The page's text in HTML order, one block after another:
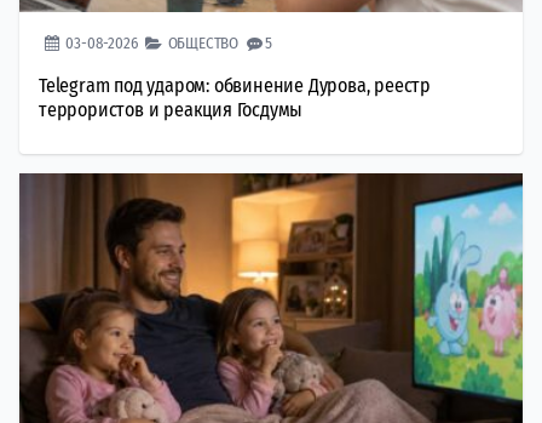
03-08-2026 ОБЩЕСТВО 5
Telegram под ударом: обвинение Дурова, реестр
террористов и реакция Госдумы